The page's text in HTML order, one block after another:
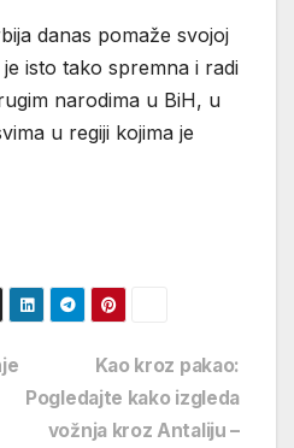
danas pomaže svojoj
isto tako spremna i radi
narodima u BiH, u
u regiji kojima je
Kao kroz pakao:
Pogledajte kako izgleda
vožnja kroz Antaliju –